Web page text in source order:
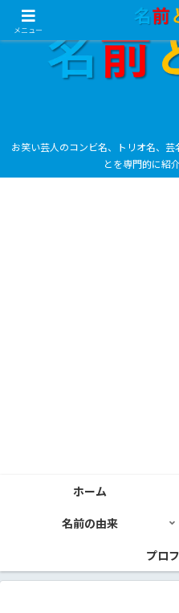
お笑い芸人のコンビ名、トリオ名、
とを専門的に紹
ホーム
名前の由来
プロ
メニュー